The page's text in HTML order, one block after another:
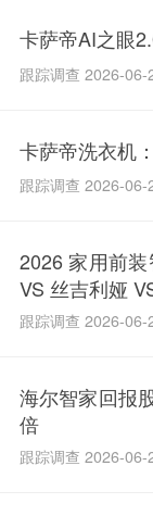
卡萨帝AI之眼
跟踪调查 2026-06-
卡萨帝洗衣机
跟踪调查 2026-06-
2026 家用前
VS 丝吉利娅
跟踪调查 2026-06-
海尔智家回报
倍
跟踪调查 2026-06-